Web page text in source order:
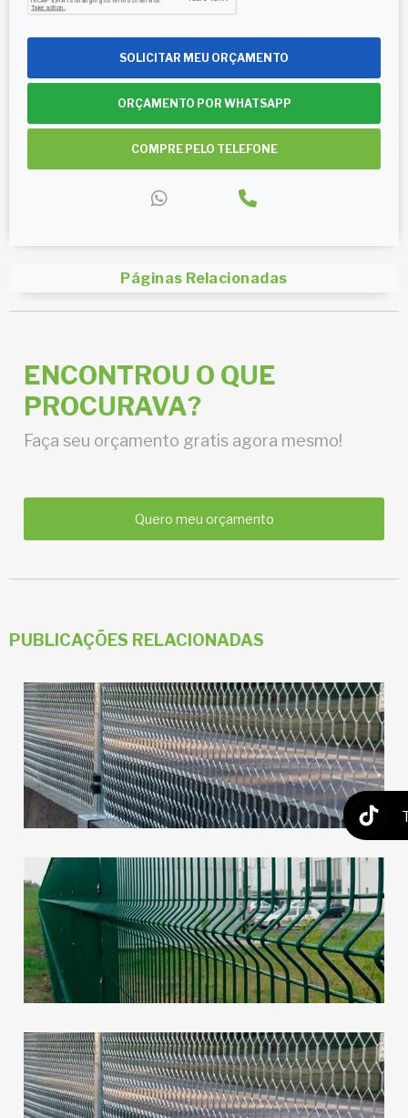
SOLICITAR MEU ORÇAMENTO
ORÇAMENTO POR WHATSAPP
COMPRE PELO TELEFONE
Páginas Relacionadas
ENCONTROU O QUE
PROCURAVA?
Faça seu orçamento gratis agora mesmo!
Quero meu orçamento
PUBLICAÇÕES RELACIONADAS